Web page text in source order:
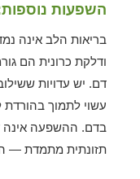
השפעות
בריאות הלב אינה
ודלקת כרונית הם
דם. יש עדויות
עשוי לתמוך
בדם. ההשפעה אינה
תזונתית מתמדת —